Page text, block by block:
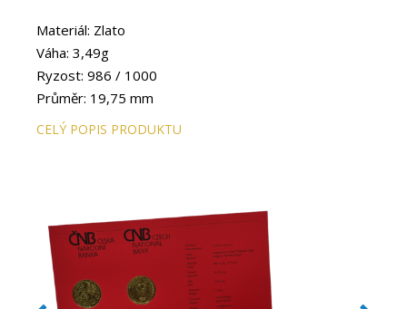
Materiál: Zlato
Váha: 3,49g
Ryzost: 986 / 1000
Průměr: 19,75 mm
CELÝ POPIS PRODUKTU